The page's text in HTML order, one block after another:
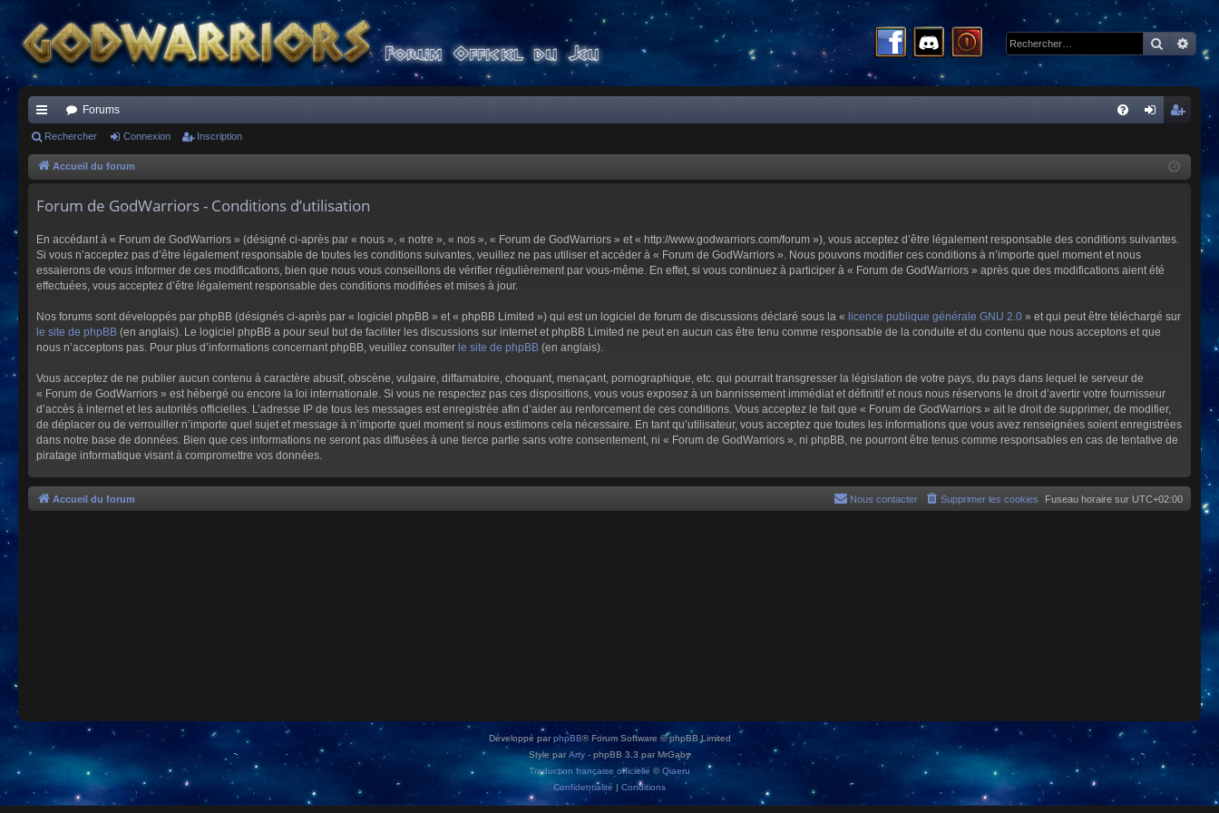
ac
co
s
Forums
cri
Rechercher Connexion Inscription
Accueil du forum
Forum de GodWarriors - Conditions d’utilisation
En accédant à « Forum de GodWarriors » (désigné ci-après par « nous », « notre », « nos », « Forum de GodWarriors » et « http://www.godwarriors.com/forum »), vous acceptez d’être légalement responsable des conditions suivantes.
Si vous n’acceptez pas d’être légalement responsable de toutes les conditions suivantes, veuillez ne pas utiliser et accéder à « Forum de GodWarriors ». Nous pouvons modifier ces conditions à n’importe quel moment et nous
essaierons de vous informer de ces modifications, bien que nous vous conseillons de vérifier régulièrement par vous-même. En effet, si vous continuez à participer à « Forum de GodWarriors » après que des modifications aient été
effectuées, vous acceptez d’être légalement responsable des conditions modifiées et mises à jour.
Nos forums sont développés par phpBB (désignés ci-après par « logiciel phpBB » et « phpBB Limited ») qui est un logiciel de forum de discussions déclaré sous la « licence publique générale GNU 2.0 » et qui peut être téléchargé sur
le site de phpBB (en anglais). Le logiciel phpBB a pour seul but de faciliter les discussions sur internet et phpBB Limited ne peut en aucun cas être tenu comme responsable de la conduite et du contenu que nous acceptons et que
nous n’acceptons pas. Pour plus d’informations concernant phpBB, veuillez consulter le site de phpBB (en anglais).
Vous acceptez de ne publier aucun contenu à caractère abusif, obscène, vulgaire, diffamatoire, choquant, menaçant, pornographique, etc. qui pourrait transgresser la législation de votre pays, du pays dans lequel le serveur de
« Forum de GodWarriors » est hébergé ou encore la loi internationale. Si vous ne respectez pas ces dispositions, vous vous exposez à un bannissement immédiat et définitif et nous nous réservons le droit d’avertir votre fournisseur
d’accès à internet et les autorités officielles. L’adresse IP de tous les messages est enregistrée afin d’aider au renforcement de ces conditions. Vous acceptez le fait que « Forum de GodWarriors » ait le droit de supprimer, de modifier,
de déplacer ou de verrouiller n’importe quel sujet et message à n’importe quel moment si nous estimons cela nécessaire. En tant qu’utilisateur, vous acceptez que toutes les informations que vous avez renseignées soient enregistrées
dans notre base de données. Bien que ces informations ne seront pas diffusées à une tierce partie sans votre consentement, ni « Forum de GodWarriors », ni phpBB, ne pourront être tenus comme responsables en cas de tentative de
piratage informatique visant à compromettre vos données.
Accueil du forum Fuseau horaire sur UTC+02:00
Supprimer les cookies
Nous contacter
Développé parphpBB® Forum Software © phpBB Limited
Style par Arty - phpBB 3.3 par MrGaby
Traduction française officielle ©Qiaeru
Confidentialité | Conditions